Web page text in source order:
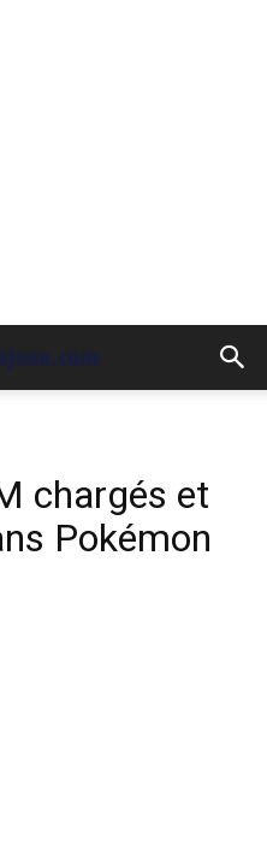
chargés et
Pokémon